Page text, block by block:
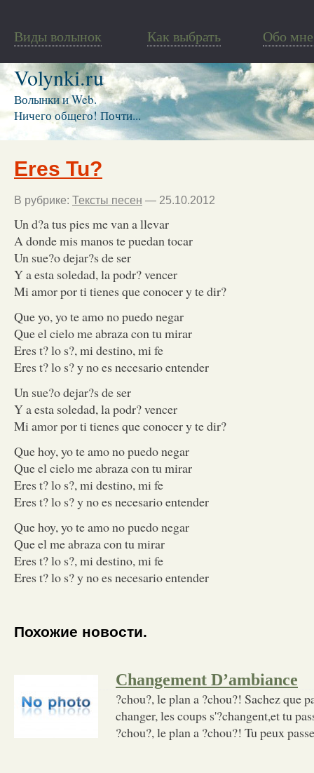
Виды волынок Как выбрать Обо мне
Volynki.ru
Волынки и Web.
Ничего общего! Почти...
Eres Tu?
В рубрике: Тексты песен — 25.10.2012
Un d?a tus pies me van a llevar
A donde mis manos te puedan tocar
Un sue?o dejar?s de ser
Y a esta soledad, la podr? vencer
Mi amor por ti tienes que conocer y te dir?
Que yo, yo te amo no puedo negar
Que el cielo me abraza con tu mirar
Eres t? lo s?, mi destino, mi fe
Eres t? lo s? y no es necesario entender
Un sue?o dejar?s de ser
Y a esta soledad, la podr? vencer
Mi amor por ti tienes que conocer y te dir?
Que hoy, yo te amo no puedo negar
Que el cielo me abraza con tu mirar
Eres t? lo s?, mi destino, mi fe
Eres t? lo s? y no es necesario entender
Que hoy, yo te amo no puedo negar
Que el me abraza con tu mirar
Eres t? lo s?, mi destino, mi fe
Eres t? lo s? y no es necesario entender
Похожие новости.
Changement D’ambiance
?chou?, le plan a ?chou?! Sachez que
changer, les coups s'?changent,et tu
?chou?, le plan a ?chou?! Tu peux